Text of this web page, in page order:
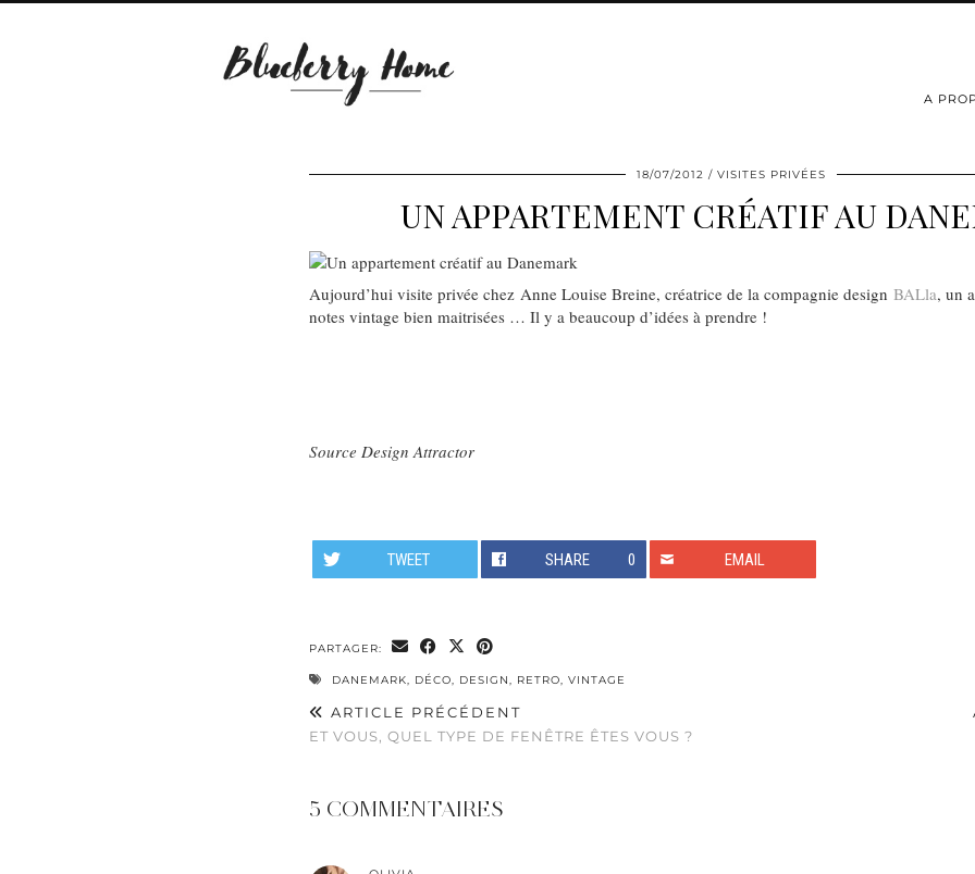
A
18/07/2012 VISITES PRIVÉES
UN APPARTEMENT CRÉATIF AU
Aujourd’hui visite privée chez Anne Louise Breine, créatrice de la compagnie design BALla, un
notes vintage bien maitrisées … Il y a beaucoup d’idées à prendre !
Source Design Attractor
TWEET SHARE 0 EMAIL
PARTAGER:
DANEMARK, DÉCO, DESIGN, RETRO, VINTAGE
ARTICLE PRÉCÉDENT
ET VOUS, QUEL TYPE DE FENÊTRE ÊTES VOUS ?
5 COMMENTAIRES